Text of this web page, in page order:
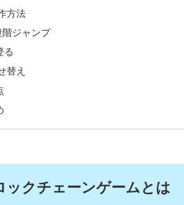
方法
階ジャンプ
る
替え
ックチェーンゲームとは